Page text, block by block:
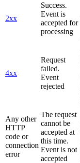
2xx
Success.
Event is
accepted for
processing
4xx
Request
failed.
Event
rejected
Any other
HTTP
code or
connection
error
The request
cannot be
accepted at
this time.
Event is not
accepted